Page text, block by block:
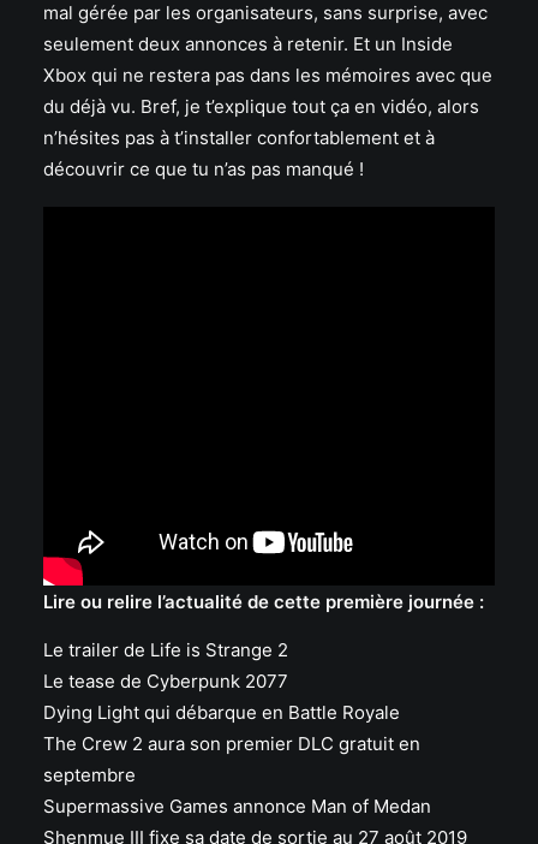
mal gérée par les organisateurs, sans surprise, avec
seulement deux annonces à retenir. Et un Inside
Xbox qui ne restera pas dans les mémoires avec que
du déjà vu. Bref, je t’explique tout ça en vidéo, alors
n’hésites pas à t’installer confortablement et à
découvrir ce que tu n’as pas manqué !
Lire ou relire l’actualité de cette première journée :
Le trailer de Life is Strange 2
Le tease de Cyberpunk 2077
Dying Light qui débarque en Battle Royale
The Crew 2 aura son premier DLC gratuit en
septembre
Supermassive Games annonce Man of Medan
Shenmue III fixe sa date de sortie au 27 août 2019